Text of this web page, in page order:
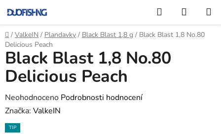
na
obsah
Hledat
KOŠÍK
Domů
/ ValkeIN / Plandavky / Black Blast 1,8 g / Black Blast 1,8 No.80
Delicious Peach
Black Blast 1,8 No.80
Delicious Peach
Průměrné
hodnocení
produktu
Neohodnoceno Podrobnosti hodnocení
Značka: ValkeIN
TIP